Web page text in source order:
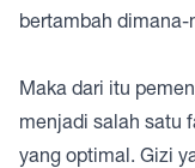
bertambah dimana-
Maka dari itu
menjadi salah satu
yang optimal. Gizi